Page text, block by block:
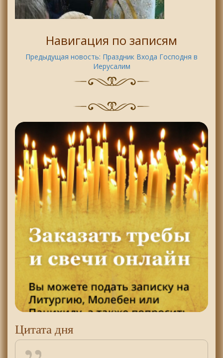
Навигация по записям
Предыдущая новость: Праздник Входа Господня в
Иерусалим
Цитата дня